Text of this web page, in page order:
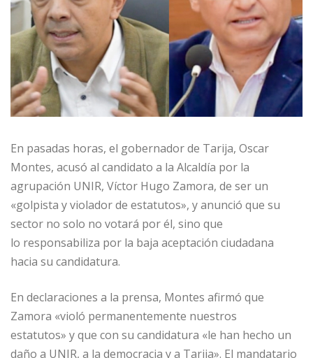
En pasadas horas, el gobernador de Tarija, Oscar
Montes, acusó al candidato a la Alcaldía por la
agrupación UNIR, Víctor Hugo Zamora, de ser un
«golpista y violador de estatutos», y anunció que su
sector no solo no votará por él, sino que
lo responsabiliza por la baja aceptación ciudadana
hacia su candidatura.
En declaraciones a la prensa, Montes afirmó que
Zamora «violó permanentemente nuestros
estatutos» y que con su candidatura «le han hecho un
daño a UNIR, a la democracia y a Tarija». El mandatario